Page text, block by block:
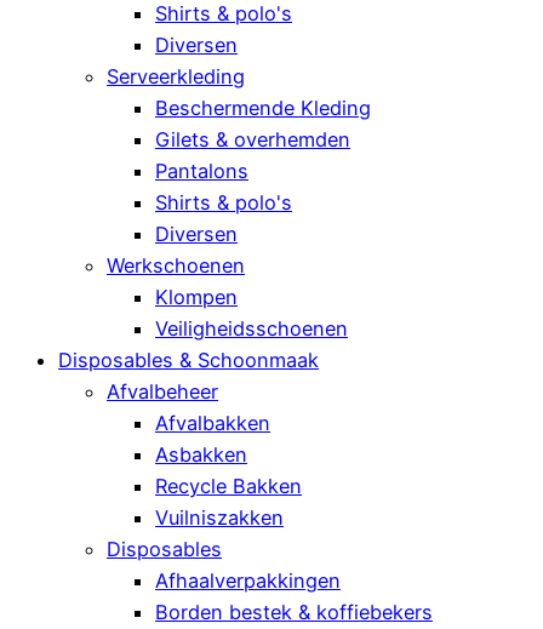
Shirts & polo's
Diversen
Serveerkleding
Beschermende Kleding
Gilets & overhemden
Pantalons
Shirts & polo's
Diversen
Werkschoenen
Klompen
Veiligheidsschoenen
Disposables & Schoonmaak
Afvalbeheer
Afvalbakken
Asbakken
Recycle Bakken
Vuilniszakken
Disposables
Afhaalverpakkingen
Borden bestek & koffiebekers